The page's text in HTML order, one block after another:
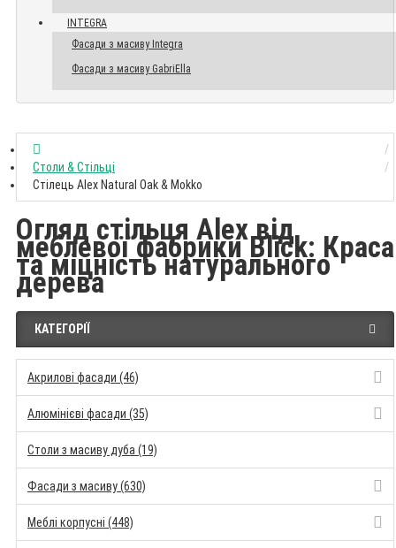
INTEGRA
Фасади з масиву Integra
Фасади з масиву GabriElla
Столи & Стільці
Стілець Alex Natural Oak & Mokko
Огляд стільця Alex від
меблевої фабрики Blick: Краса
та міцність натурального
дерева
КАТЕГОРІЇ
Акрилові фасади (46)
Алюмінієві фасади (35)
Столи з масиву дуба (19)
Фасади з масиву (630)
Меблі корпусні (448)